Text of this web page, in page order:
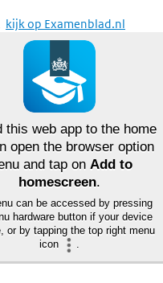
kijk op Examenblad.nl
uit andere jaren te kiezen via
this web app to the home
open the browser option
and tap on Add to
homescreen.
can be accessed by pressing
hardware button if your device
or by tapping the top right menu
icon
.